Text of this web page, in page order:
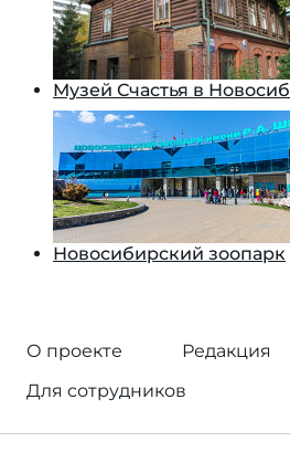
Музей Счастья в
Новосибирский зоопарк
О проекте
Редакция
Для сотрудников